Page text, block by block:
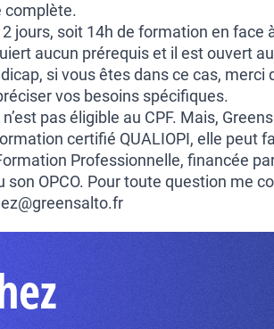
complète.
jours, soit 14h de formation en face
aucun prérequis et il est ouvert
si vous êtes dans ce cas, merci
vos besoins spécifiques.
pas éligible au CPF. Mais,
certifié QUALIOPI, elle peut
Professionnelle, financée
OPCO. Pour toute question me